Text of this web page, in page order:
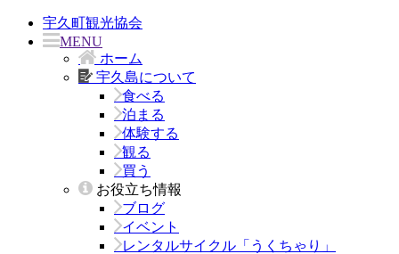
宇久町観光協会
MENU
ホーム
宇久島について
食べる
泊まる
体験する
観る
買う
お役立ち情報
ブログ
イベント
レンタルサイクル「うくちゃり」